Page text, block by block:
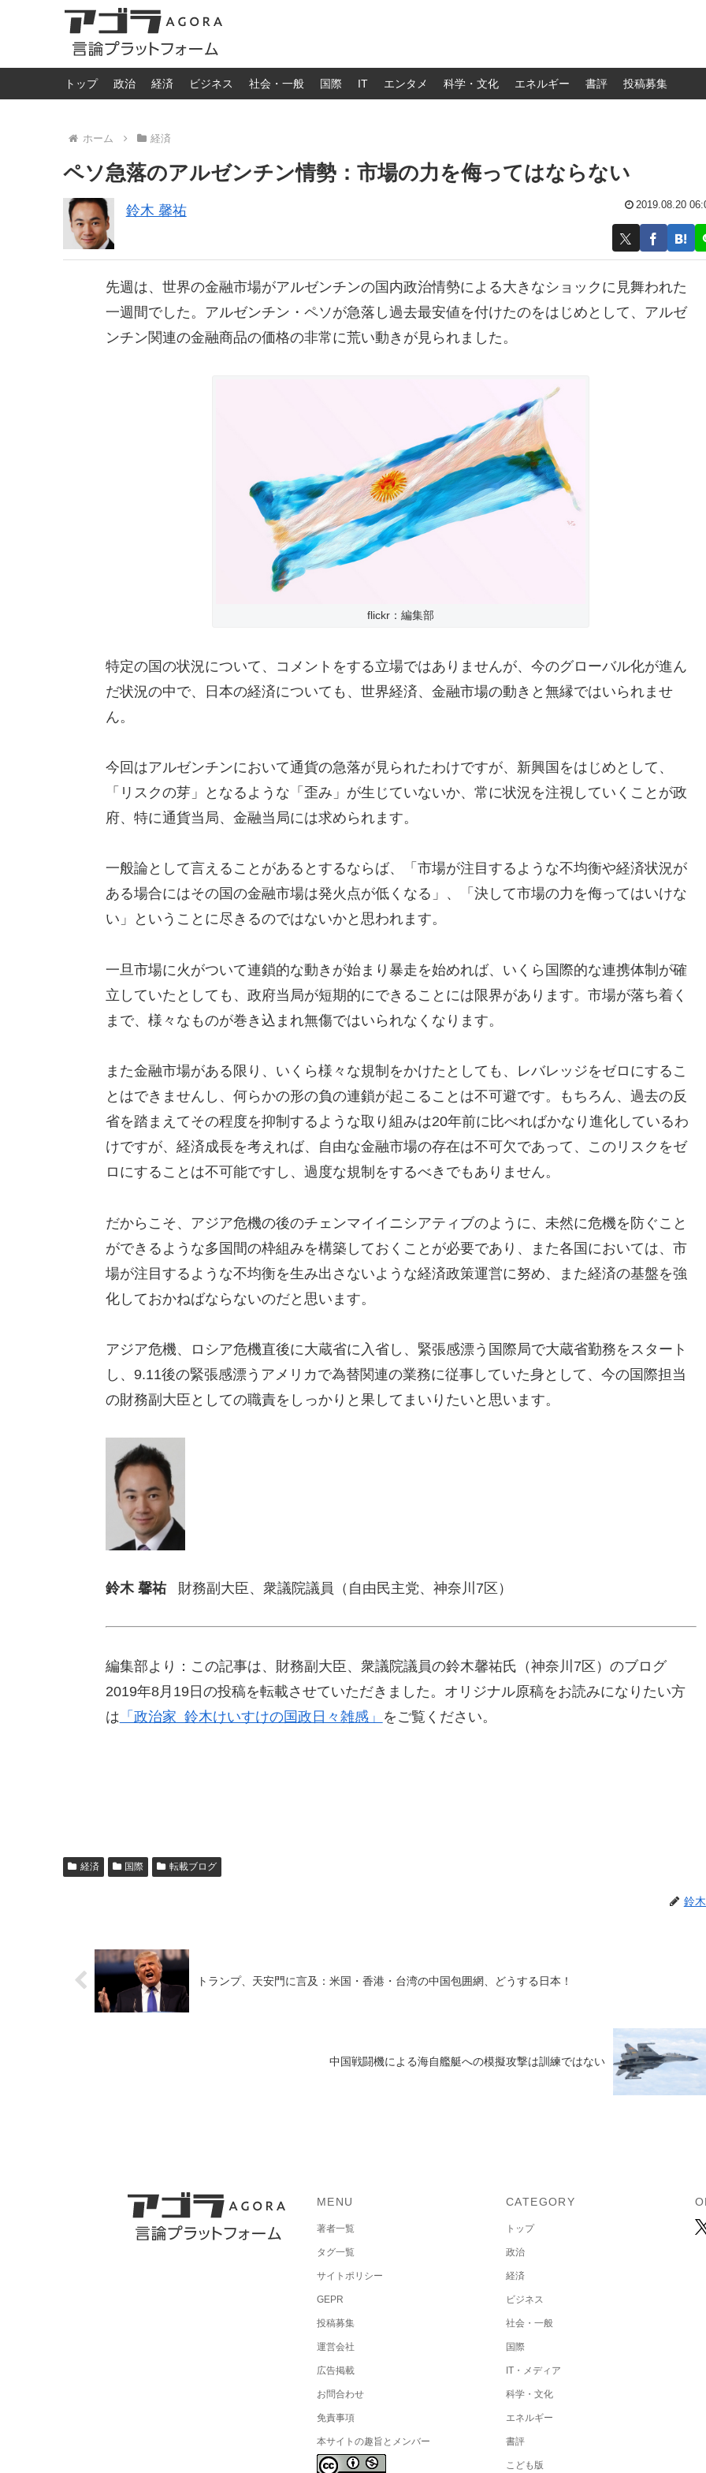
トップ 政治 経済 ビジネス 社会・一般 国際 IT エンタメ 科学・文化 エネルギー 書評 投稿募集
ホーム 経済
ペソ急落のアルゼンチン情勢：市場の力を侮ってはならない
鈴木 馨祐 2019.08.20
先週は、世界の金融市場がアルゼンチンの国内政治情勢による大きなショックに見舞われた
一週間でした。アルゼンチン・ペソが急落し過去最安値を付けたのをはじめとして、アルゼ
ンチン関連の金融商品の価格の非常に荒い動きが見られました。
flickr：編集部
特定の国の状況について、コメントをする立場ではありませんが、今のグローバル化が進ん
だ状況の中で、日本の経済についても、世界経済、金融市場の動きと無縁ではいられませ
ん。
今回はアルゼンチンにおいて通貨の急落が見られたわけですが、新興国をはじめとして、
「リスクの芽」となるような「歪み」が生じていないか、常に状況を注視していくことが政
府、特に通貨当局、金融当局には求められます。
一般論として言えることがあるとするならば、「市場が注目するような不均衡や経済状況が
ある場合にはその国の金融市場は発火点が低くなる」、「決して市場の力を侮ってはいけな
い」ということに尽きるのではないかと思われます。
一旦市場に火がついて連鎖的な動きが始まり暴走を始めれば、いくら国際的な連携体制が確
立していたとしても、政府当局が短期的にできることには限界があります。市場が落ち着く
まで、様々なものが巻き込まれ無傷ではいられなくなります。
また金融市場がある限り、いくら様々な規制をかけたとしても、レバレッジをゼロにするこ
とはできませんし、何らかの形の負の連鎖が起こることは不可避です。もちろん、過去の反
省を踏まえてその程度を抑制するような取り組みは20年前に比べればかなり進化しているわ
けですが、経済成長を考えれば、自由な金融市場の存在は不可欠であって、このリスクをゼ
ロにすることは不可能ですし、過度な規制をするべきでもありません。
だからこそ、アジア危機の後のチェンマイイニシアティブのように、未然に危機を防ぐこと
ができるような多国間の枠組みを構築しておくことが必要であり、また各国においては、市
場が注目するような不均衡を生み出さないような経済政策運営に努め、また経済の基盤を強
化しておかねばならないのだと思います。
アジア危機、ロシア危機直後に大蔵省に入省し、緊張感漂う国際局で大蔵省勤務をスタート
し、9.11後の緊張感漂うアメリカで為替関連の業務に従事していた身として、今の国際担当
の財務副大臣としての職責をしっかりと果してまいりたいと思います。
鈴木 馨祐財務副大臣、衆議院議員（自由民主党、神奈川7区）
編集部より：この記事は、財務副大臣、衆議院議員の鈴木馨祐氏（神奈川7区）のブログ
2019年8月19日の投稿を転載させていただきました。オリジナル原稿をお読みになりたい方
は 「政治家 鈴木けいすけの国政日々雑感」 をご覧ください。
経済 国際 転載ブログ
鈴
トランプ、天安門に言及：米国・香港・台湾の中国包囲網、どうする日本！
中国戦闘機による海自艦艇への模擬攻撃は訓練ではない
MENU
著者一覧
タグ一覧
サイトポリシー
GEPR
投稿募集
運営会社
広告掲載
お問合わせ
免責事項
本サイトの趣旨とメンバー
CATEGORY
トップ
政治
経済
ビジネス
社会・一般
国際
IT・メディア
科学・文化
エネルギー
書評
こども版